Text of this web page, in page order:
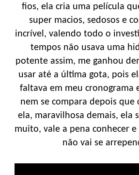
fios, ela cria uma película
super macios, sedosos e
incrível, valendo todo o
tempos não usava uma
potente assim, me ganhou
usar até a última gota, pois
faltava em meu cronograma
nem se compara depois que
ela, maravilhosa demais, ela
muito, vale a pena conhecer e
não vai se